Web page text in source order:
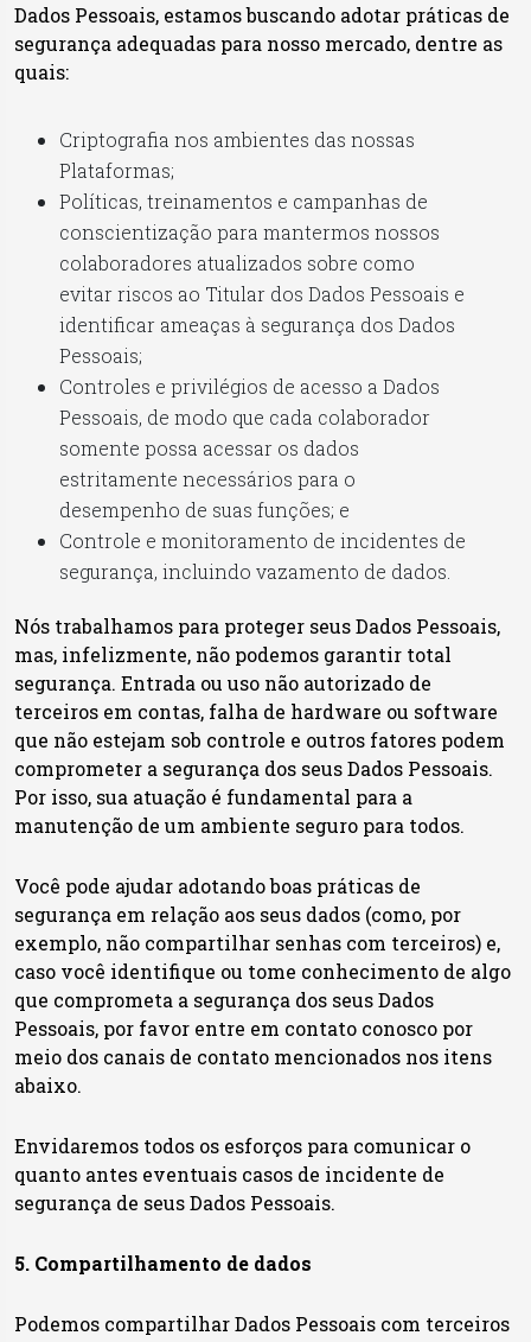
Dados Pessoais, estamos buscando adotar práticas de
segurança adequadas para nosso mercado, dentre as
quais:
Criptografia nos ambientes das nossas
Plataformas;
Políticas, treinamentos e campanhas de
conscientização para mantermos nossos
colaboradores atualizados sobre como
evitar riscos ao Titular dos Dados Pessoais e
identificar ameaças à segurança dos Dados
Pessoais;
Controles e privilégios de acesso a Dados
Pessoais, de modo que cada colaborador
somente possa acessar os dados
estritamente necessários para o
desempenho de suas funções; e
Controle e monitoramento de incidentes de
segurança, incluindo vazamento de dados.
Nós trabalhamos para proteger seus Dados Pessoais,
mas, infelizmente, não podemos garantir total
segurança. Entrada ou uso não autorizado de
terceiros em contas, falha de hardware ou software
que não estejam sob controle e outros fatores podem
comprometer a segurança dos seus Dados Pessoais.
Por isso, sua atuação é fundamental para a
manutenção de um ambiente seguro para todos.
Você pode ajudar adotando boas práticas de
segurança em relação aos seus dados (como, por
exemplo, não compartilhar senhas com terceiros) e,
caso você identifique ou tome conhecimento de algo
que comprometa a segurança dos seus Dados
Pessoais, por favor entre em contato conosco por
meio dos canais de contato mencionados nos itens
abaixo.
Envidaremos todos os esforços para comunicar o
quanto antes eventuais casos de incidente de
segurança de seus Dados Pessoais.
5. Compartilhamento de dados
Podemos compartilhar Dados Pessoais com terceiros